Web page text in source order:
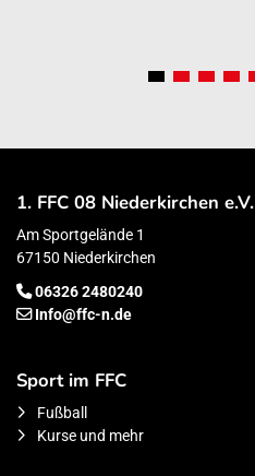
1. FFC 08 Niederkirchen e.V.
Am Sportgelände 1
67150 Niederkirchen
06326 2480240
Info@ffc-n.de
Sport im FFC
Fußball
Kurse und mehr